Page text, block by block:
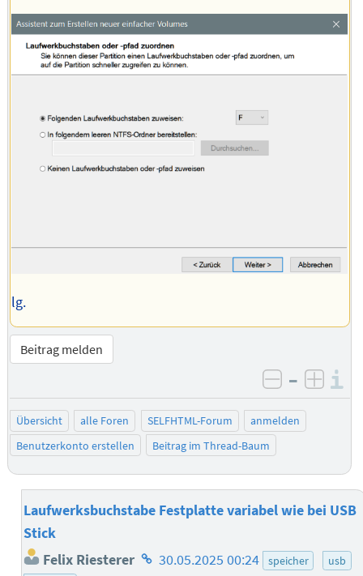
lg.
Beitrag melden
negativ
–
Übersicht alle Foren SELFHTML-Forum
anmelden
Benutzerkonto erstellen
Beitrag im Thread-Baum
Laufwerksbuchstabe Festplatte variabel wie bei USB
Stick
Felix Riesterer Homepage
30.05.2025 00:24 speicher
usb